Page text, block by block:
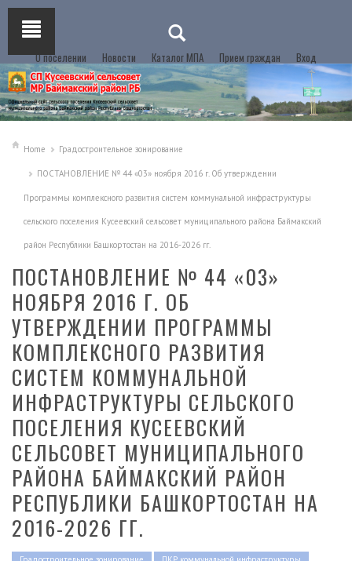
О поселении Новости Каталог МПА Прием граждан Вход
Home Градостроительное зонирование
ПОСТАНОВЛЕНИЕ № 44 «03» ноября 2016 г. Об утверждении
Программы комплексного развития систем коммунальной инфраструктуры
сельского поселения Кусеевский сельсовет муниципального района Баймакский
район Республики Башкортостан на 2016-2026 гг.
ПОСТАНОВЛЕНИЕ № 44 «03»
НОЯБРЯ 2016 Г. ОБ
УТВЕРЖДЕНИИ ПРОГРАММЫ
КОМПЛЕКСНОГО РАЗВИТИЯ
СИСТЕМ КОММУНАЛЬНОЙ
ИНФРАСТРУКТУРЫ СЕЛЬСКОГО
ПОСЕЛЕНИЯ КУСЕЕВСКИЙ
СЕЛЬСОВЕТ МУНИЦИПАЛЬНОГО
РАЙОНА БАЙМАКСКИЙ РАЙОН
РЕСПУБЛИКИ БАШКОРТОСТАН НА
2016-2026 ГГ.